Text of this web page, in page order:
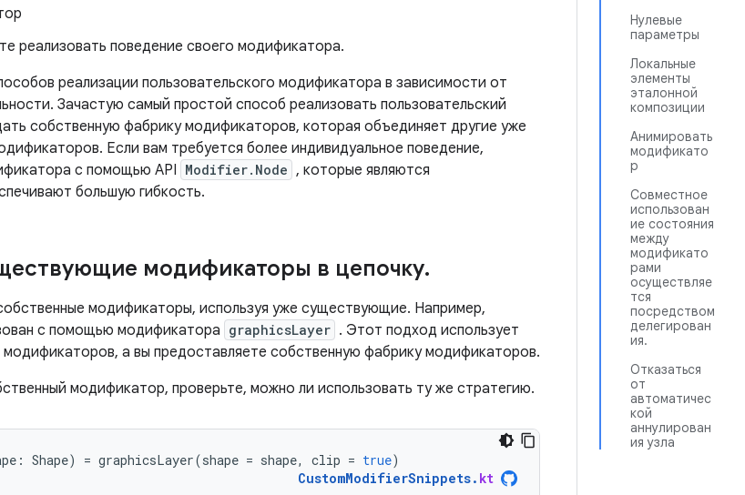
Нулевые
параметры
Локальные
элементы
эталонной
композиции
Анимировать
модификато
р
Совместное
использован
ие состояния
между
модификато
рами
осуществляе
тся
посредством
делегирован
ия.
Отказаться
от
автоматичес
кой
аннулирован
ия узла
реализовать поведение своего модификатора.
реализации пользовательского модификатора в зависимости от
Зачастую самый простой способ реализовать пользовательский
собственную фабрику модификаторов, которая объединяет другие уже
Если вам требуется более индивидуальное поведение,
с помощью API Modifier.Node , которые являются
большую гибкость.
модификаторы в цепочку.
модификаторы, используя уже существующие. Например,
с помощью модификатора graphicsLayer . Этот подход использует
а вы предоставляете собственную фабрику модификаторов.
модификатор, проверьте, можно ли использовать ту же стратегию.
: Shape) = graphicsLayer(shape = shape, clip = true)
CustomModifierSnippets. kt